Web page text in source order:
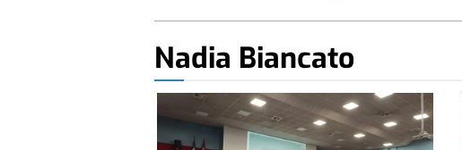
Nadia Biancato